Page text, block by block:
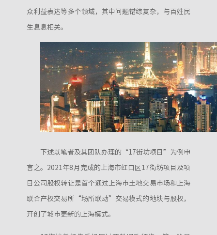
众利益表达等多个领域，其中问题错综复杂，与百姓民
生息息相关。
下述以笔者及其团队办理的“17街坊项目”为例申
言之。2021年8月完成的上海市虹口区17街坊项目及项
目公司股权转让是首个通过上海市土地交易市场和上海
联合产权交易所“场所联动”交易模式的地块与股权，
开创了城市更新的上海模式。